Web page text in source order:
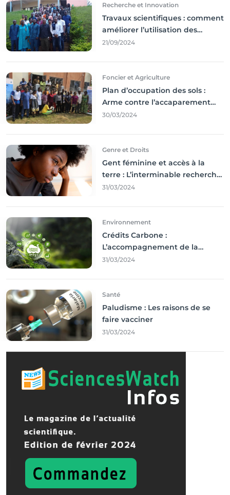
Recherche et Innovation
Travaux scientifiques : comment
améliorer l’utilisation des
résultats coince
21/09/2024
Foncier et Agriculture
Plan d’occupation des sols :
Arme contre l’accaparement
des terres
30/03/2024
Genre et Droits
Gent féminine et accès à la
terre : L’interminable recherche
des droits
31/03/2024
Environnement
Crédits Carbone :
L’accompagnement de la
Francophonie
31/03/2024
Santé
Paludisme : Les raisons de se
faire vacciner
31/03/2024